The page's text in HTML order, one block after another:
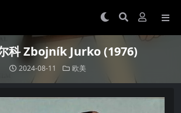
科 Zbojník Jurko (1976)
2024-08-11 欧美